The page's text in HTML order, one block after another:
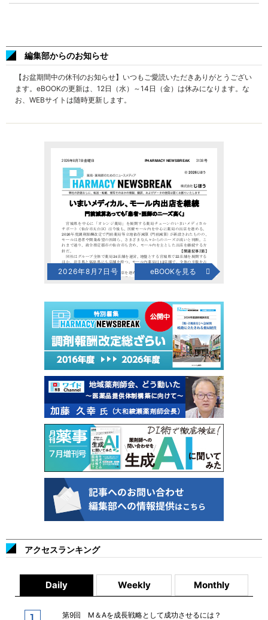
編集部からのお知らせ
【お盆期間中の休刊のお知らせ】いつもご愛読いただきありがとうござい
ます。eBOOKの更新は、12日（水）～14日（金）は休みになります。な
お、WEBサイトは随時更新します。
2026年8月7日号 eBOOKを見る
アクセスランキング
Daily Weekly Monthly
第9回 M＆Aを成長戦略として成功させるには？